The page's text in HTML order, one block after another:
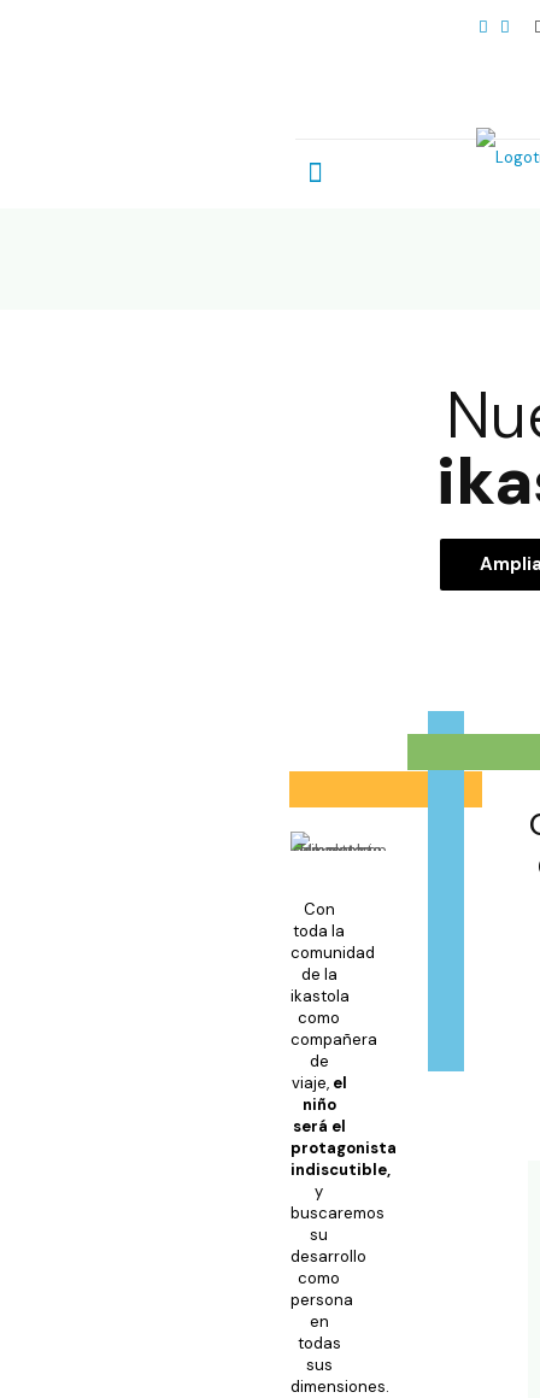
Con
toda la
comunidad
de la
ikastola
como
compañera
de
viaje, el
niño
será el
protagonista
indiscutible,
y
buscaremos
su
desarrollo
como
persona
en
todas
sus
dimensiones.